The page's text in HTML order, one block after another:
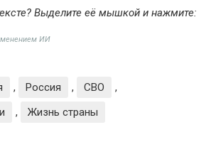
Выделите её мышкой и нажмите:
ИИ
, Россия , СВО
,
, Жизнь страны